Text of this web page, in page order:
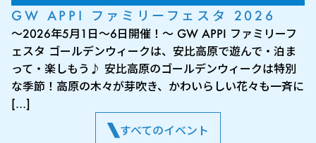
GW APPI ファミリーフェスタ 2026
～2026年5月1日～6日開催！～ GW APPI ファミリーフ
ェスタ ゴールデンウィークは、安比高原で遊んで・泊ま
って・楽しもう♪ 安比高原のゴールデンウィークは特別
な季節！高原の木々が芽吹き、かわいらしい花々も一斉に
[…]
すべてのイベント